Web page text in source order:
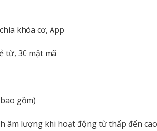
khóa cơ, App
từ, 30 mật mã
gồm)
âm lượng khi hoạt động từ thấp đến cao